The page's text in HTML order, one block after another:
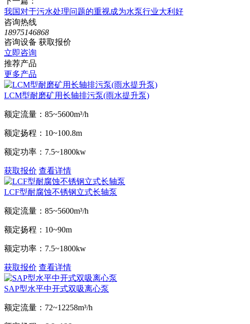
我国对于污水处理问题的重视成为水泵行业大利好
咨询热线
18975146868
咨询设备 获取报价
立即咨询
推荐产品
更多产品
LCM型耐磨矿用长轴排污泵(雨水提升泵)
额定流量： 85~5600m³/h
额定扬程： 10~100.8m
额定功率： 7.5~1800kw
获取报价 查看详情
LCF型耐腐蚀不锈钢立式长轴泵
额定流量： 85~5600m³/h
额定扬程： 10~90m
额定功率： 7.5~1800kw
获取报价 查看详情
SAP型水平中开式双吸离心泵
额定流量： 72~12258m³/h